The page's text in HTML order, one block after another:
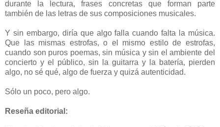
durante la lectura, frases concretas que forman parte
también de las letras de sus composiciones musicales.
Y sin embargo, diría que algo falla cuando falta la música.
Que las mismas estrofas, o el mismo estilo de estrofas,
cuando son puros poemas, sin música y sin el ambiente del
concierto y el público, sin la guitarra y la batería, pierden
algo, no sé qué, algo de fuerza y quizá autenticidad.
Sólo un poco, pero algo.
Reseña editorial: